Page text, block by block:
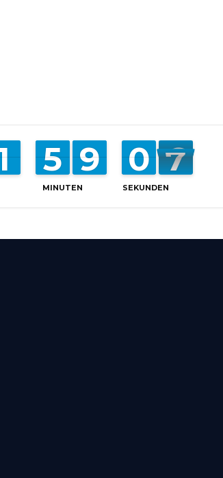
MINUTEN
4
4
5
5 8
8
9
9
SEKUNDEN
1
0
0 7
6
6